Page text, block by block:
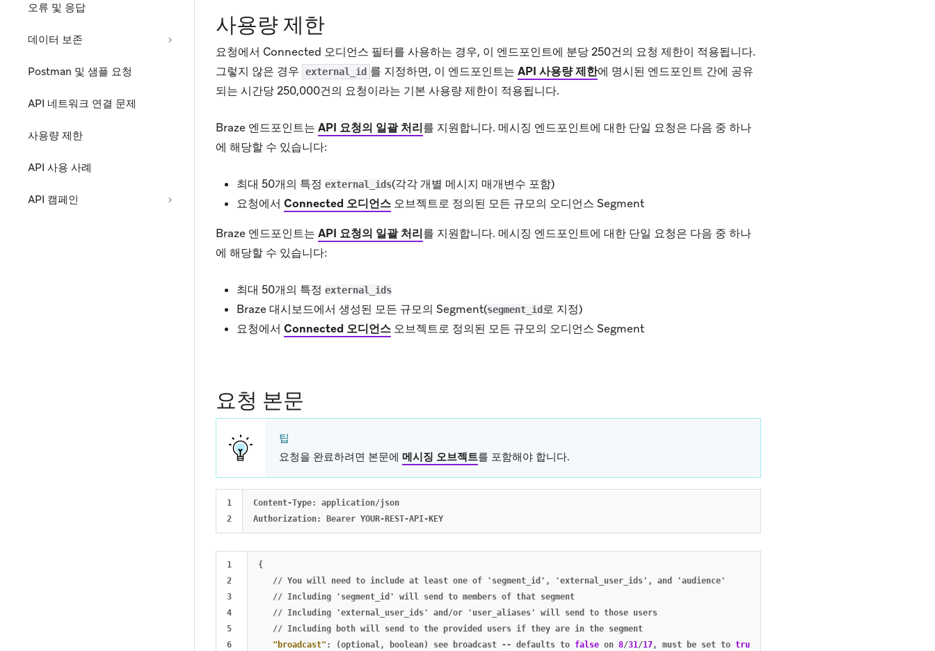
오류 및 응답
데이터 보존
Postman 및 샘플 요청
API 네트워크 연결 문제
사용량 제한
API 사용 사례
API 캠페인
사용량 제한
요청에서 Connected 오디언스 필터를 사용하는 경우, 이 엔드포인트에 분당 250건의 요청 제한이 적용됩니다.
그렇지 않은 경우
external_id 를 지정하면, 이 엔드포인트는 API 사용량 제한에 명시된 엔드포인트 간에 공유
되는 시간당 250,000건의 요청이라는 기본 사용량 제한이 적용됩니다.
Braze 엔드포인트는 API 요청의 일괄 처리를 지원합니다. 메시징 엔드포인트에 대한 단일 요청은 다음 중 하나
에 해당할 수 있습니다:
최대 50개의 특정 external_ids(각각 개별 메시지 매개변수 포함)
요청에서 Connected 오디언스 오브젝트로 정의된 모든 규모의 오디언스 Segment
Braze 엔드포인트는 API 요청의 일괄 처리를 지원합니다. 메시징 엔드포인트에 대한 단일 요청은 다음 중 하나
에 해당할 수 있습니다:
최대 50개의 특정 external_ids
Braze 대시보드에서 생성된 모든 규모의 Segment(segment_id로 지정)
요청에서 Connected 오디언스 오브젝트로 정의된 모든 규모의 오디언스 Segment
요청 본문
팁
요청을 완료하려면 본문에 메시징 오브젝트를 포함해야 합니다.
1
Content-Type: application/json
1
2
3
4
5
6
{
// You will need to include at least one of 'segment_id' , 'external_user_ids' , and
'audience'
// Including 'segment_id' will send to members of that segment
// Including 'external_user_ids' and/or 'user_aliases' will send to those users
// Including both will send to the provided users if they are in the segment
"broadcast" : (optional, boolean) see broadcast -- defaults to false on 8/31/17, must be set to true